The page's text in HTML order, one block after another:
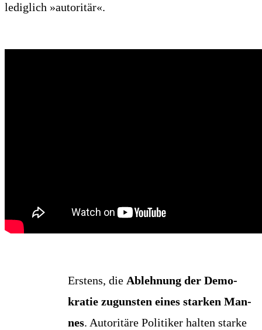
ledig­lich »auto­ri­tär«.
Ers­tens, die Ableh­nung der Demo­
kra­tie zuguns­ten eines star­ken Man­
nes. Auto­ri­tä­re Poli­ti­ker hal­ten star­ke